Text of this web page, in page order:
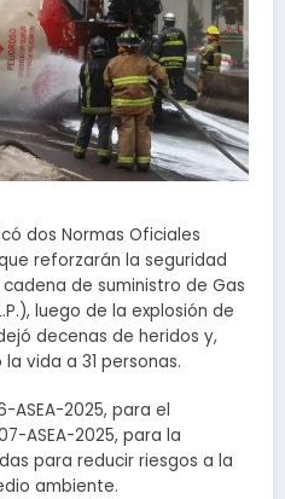
dos Normas Oficiales
reforzarán la seguridad
de suministro de Gas
luego de la explosión de
decenas de heridos y,
vida a 31 personas.
ASEA-2025, para el
ASEA-2025, para la
para reducir riesgos a la
ambiente.